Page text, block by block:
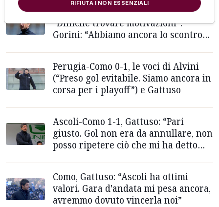
Como-Cittadella 1-2, Gattuso:
“Difficile trovare motivazioni”.
Gorini: “Abbiamo ancora lo scontro
Perugia-Como 0-1, le voci di Alvini
(“Preso gol evitabile. Siamo ancora in
corsa per i playoff”) e Gattuso
Ascoli-Como 1-1, Gattuso: “Pari
giusto. Gol non era da annullare, non
posso ripetere ciò che mi ha detto
Como, Gattuso: “Ascoli ha ottimi
valori. Gara d'andata mi pesa ancora,
avremmo dovuto vincerla noi”
RIFIUTA I NON ESSENZIALI